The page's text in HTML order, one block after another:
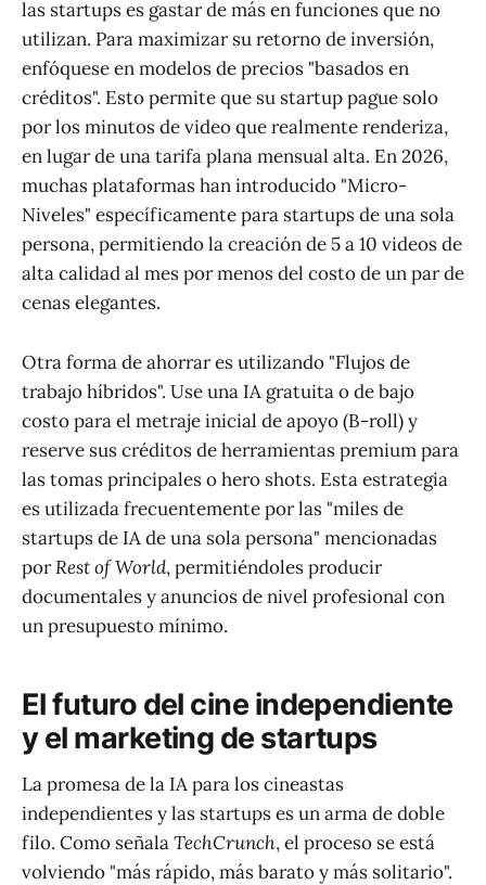
las startups es gastar de más en funciones que no
utilizan. Para maximizar su retorno de inversión,
enfóquese en modelos de precios "basados en
créditos". Esto permite que su startup pague solo
por los minutos de video que realmente renderiza,
en lugar de una tarifa plana mensual alta. En 2026,
muchas plataformas han introducido "Micro-
Niveles" específicamente para startups de una sola
persona, permitiendo la creación de 5 a 10 videos de
alta calidad al mes por menos del costo de un par de
cenas elegantes.
Otra forma de ahorrar es utilizando "Flujos de
trabajo híbridos". Use una IA gratuita o de bajo
costo para el metraje inicial de apoyo (B-roll) y
reserve sus créditos de herramientas premium para
las tomas principales o hero shots. Esta estrategia
es utilizada frecuentemente por las "miles de
startups de IA de una sola persona" mencionadas
porRest of World, permitiéndoles producir
documentales y anuncios de nivel profesional con
un presupuesto mínimo.
El futuro del cine independiente
y el marketing de startups
La promesa de la IA para los cineastas
independientes y las startups es un arma de doble
filo. Como señalaTechCrunch, el proceso se está
volviendo "más rápido, más barato y más solitario".